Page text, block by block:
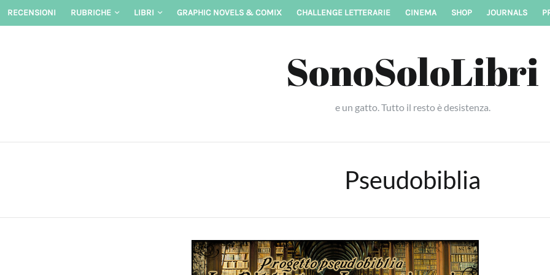
Skip
RECENSIONI RUBRICHE LIBRI GRAPHIC NOVELS & COMIX CHALLENGE LETTERARIE CINEMA SHOP JOURNALS
SonoSoloLibri
e un gatto. Tutto il resto è desistenza.
Pseudobiblia